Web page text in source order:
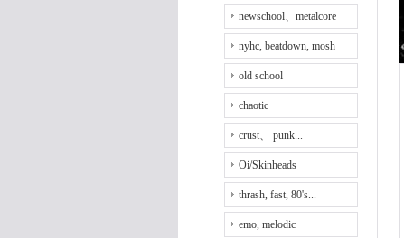
newschool、metalcore
nyhc, beatdown, mosh
old school
chaotic
crust、 punk...
Oi/Skinheads
thrash, fast, 80's...
emo, melodic